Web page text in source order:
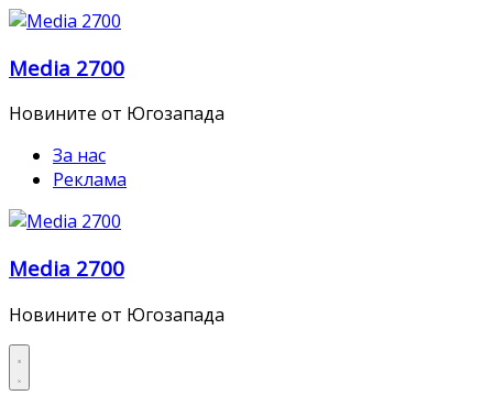
Skip
content
Media 2700
Новините от Югозапада
За нас
Реклама
Media 2700
Новините от Югозапада